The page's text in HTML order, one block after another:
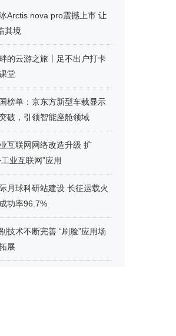
Arctis nova pro震撼上市 让
其境
的云游之旅丨足不出户打卡
堂
榜单：京东方新型车载显示
破，引领智能座舱领域
互联网网络改造升级 扩
业互联网”应用
月球科研站建设 长征运载火
功率96.7%
技术不断完善 “刷脸”应用场
展